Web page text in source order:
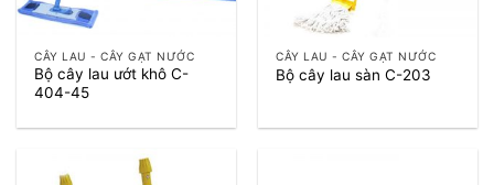
CÂY LAU - CÂY GẠT NƯỚC
Bộ cây lau ướt khô C-
404-45
CÂY LAU - CÂY GẠT NƯỚC
Bộ cây lau sàn C-203